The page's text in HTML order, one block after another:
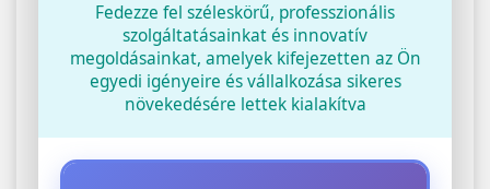
Fedezze fel széleskörű, professzionális
szolgáltatásainkat és innovatív
megoldásainkat, amelyek kifejezetten az Ön
egyedi igényeire és vállalkozása sikeres
növekedésére lettek kialakítva